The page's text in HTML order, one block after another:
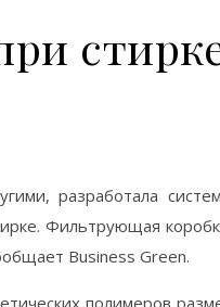
разработала
Фильтрующая
Business Green.
полимеров